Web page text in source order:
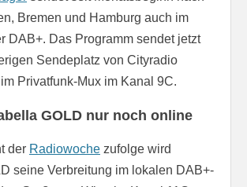
Bremen und Hamburg auch im
DAB+. Das Programm sendet jetzt
Sendeplatz von Cityradio
Privatfunk-Mux im Kanal 9C.
GOLD nur noch online
der Radiowoche zufolge wird
seine Verbreitung im lokalen DAB+-